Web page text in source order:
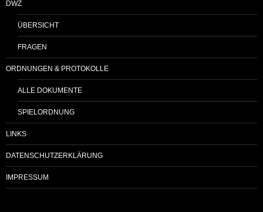
DWZ
ÜBERSICHT
FRAGEN
ORDNUNGEN & PROTOKOLLE
ALLE DOKUMENTE
SPIELORDNUNG
LINKS
DATENSCHUTZERKLÄRUNG
IMPRESSUM